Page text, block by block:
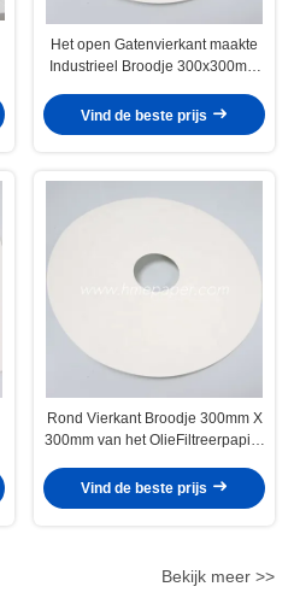
Het open Gatenvierkant maakte
Industrieel Broodje 300x300mm
Vind de beste prijs
Rond Vierkant Broodje 300mm X
300mm van het OlieFiltreerpapier
OlieFiltreerpapier
Vind de beste prijs
Bekijk meer >>